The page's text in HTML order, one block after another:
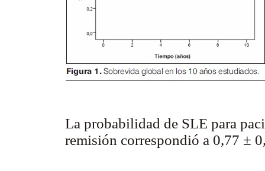
La probabilidad de SLE para
remisión correspondió a 0,77 ±